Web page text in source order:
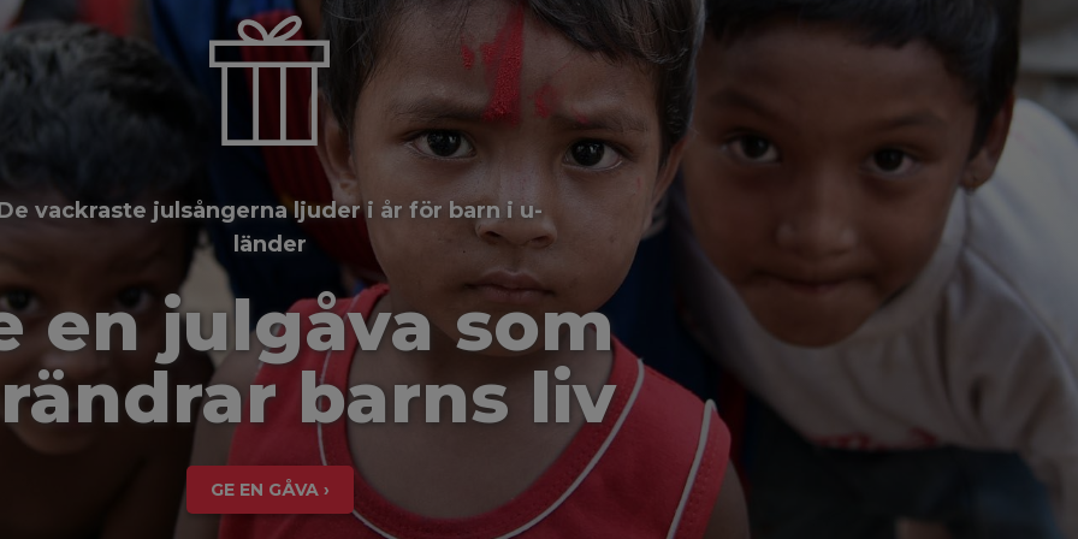
vackraste julsångerna ljuder i år för barn i u-
länder
en julgåva som
barns liv
GE EN GÅVA ›